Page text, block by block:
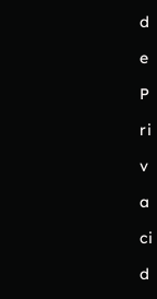
d
e
P
ri
v
a
ci
d